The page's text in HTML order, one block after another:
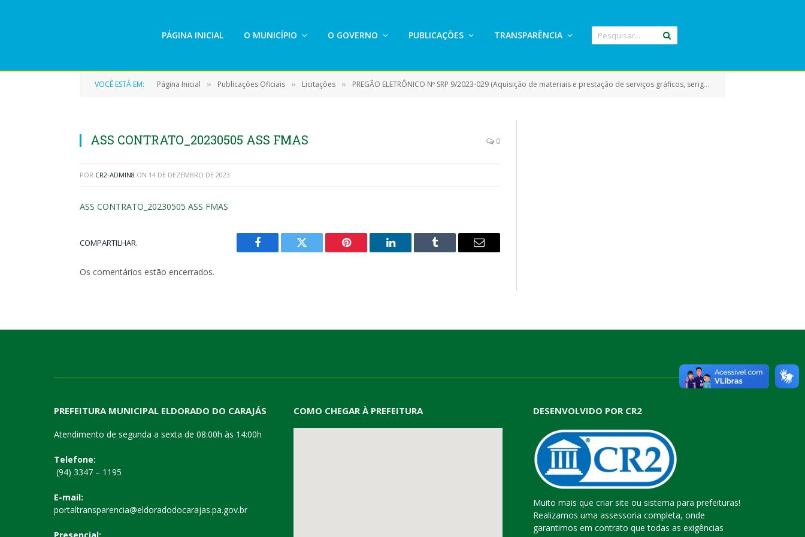
PÁGINA INICIAL O MUNICÍPIO O GOVERNO PUBLICAÇÕES TRANSPARÊNCIA
VOCÊ ESTÁ EM: Página Inicial » Publicações Oficiais » Licitações » PREGÃO ELETRÔNICO Nº SRP 9/2023-029 (Aquisição de materiais e prestação de serviços gráficos, serigrafia e aquisição de camisetas)
ASS CONTRATO_20230505 ASS FMAS 0
POR CR2-ADMIN8 ON 14 DE DEZEMBRO DE 2023
ASS CONTRATO_20230505 ASS FMAS
COMPARTILHAR.
Facebook Twitter Pinterest LinkedIn Tumblr
E-
Os comentários estão encerrados.
PREFEITURA MUNICIPAL ELDORADO DO CARAJÁS
Atendimento de segunda a sexta de 08:00h às 14:00h
Telefone:
(94) 3347 – 1195
E-mail:
portaltransparencia@eldoradodocarajas.pa.gov.br
COMO CHEGAR À PREFEITURA DESENVOLVIDO POR CR2
Muito mais que criar site ou sistema para prefeituras!
Realizamos uma assessoria completa, onde
garantimos em contrato que todas as exigências